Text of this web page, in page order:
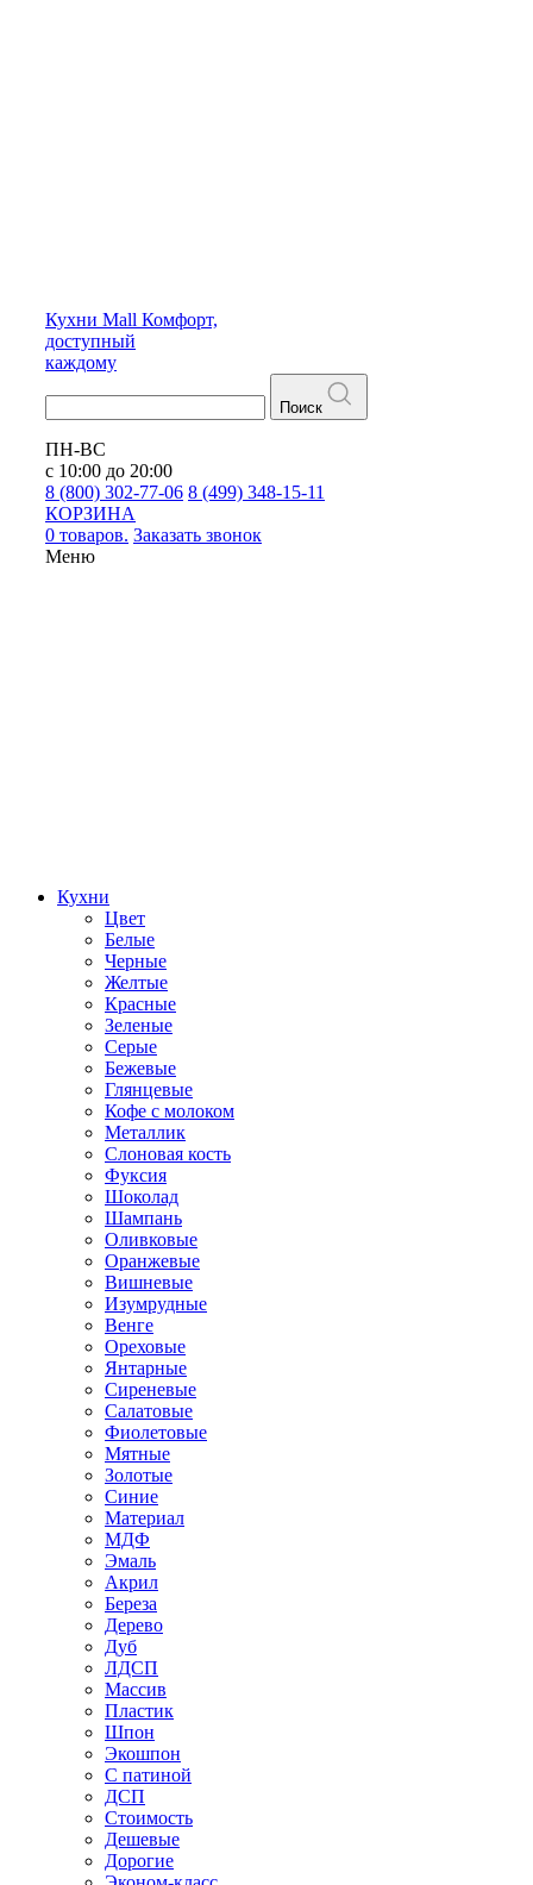
Кухни Mall Комфорт,
доступный
каждому
Поиск
ПН-ВС
с 10:00 до 20:00
8 (800) 302-77-06 8 (499) 348-15-11
КОРЗИНА
0 товаров. Заказать звонок
Меню
Кухни
Цвет
Белые
Черные
Желтые
Красные
Зеленые
Серые
Бежевые
Глянцевые
Кофе с молоком
Металлик
Слоновая кость
Фуксия
Шоколад
Шампань
Оливковые
Оранжевые
Вишневые
Изумрудные
Венге
Ореховые
Янтарные
Сиреневые
Салатовые
Фиолетовые
Мятные
Золотые
Синие
Материал
МДФ
Эмаль
Акрил
Береза
Дерево
Дуб
ЛДСП
Массив
Пластик
Шпон
Экошпон
С патиной
ДСП
Стоимость
Дешевые
Дорогие